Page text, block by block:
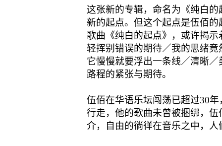
这张新的专辑，命名为《纯白
新的起点。但这个起点是伍佰
歌曲《纯白的起点》，或许揭
轻挥别错误的期待／我的思绪
它慢慢就要浮出一条线／清晰
路程的紧张与期待。
伍佰在华语乐坛闯荡已超过30
行走，他的歌曲未曾被捆绑，
介，自由的徜徉在音乐之中，